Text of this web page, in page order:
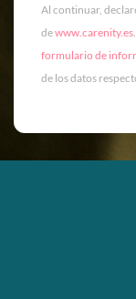
Al continuar,
dewww.carenity.es
formulario de
de los datos